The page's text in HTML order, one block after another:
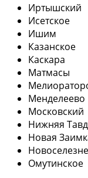
Иртышский
Исетское
Ишим
Казанское
Каскара
Матмасы
Менделеево
Московский
Нижняя
Новая
Омутинское